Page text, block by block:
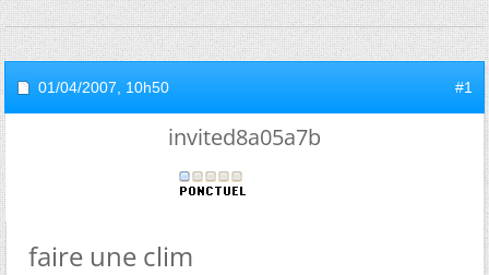
01/04/2007, 10h50 #1
invited8a05a7b
faire une clim